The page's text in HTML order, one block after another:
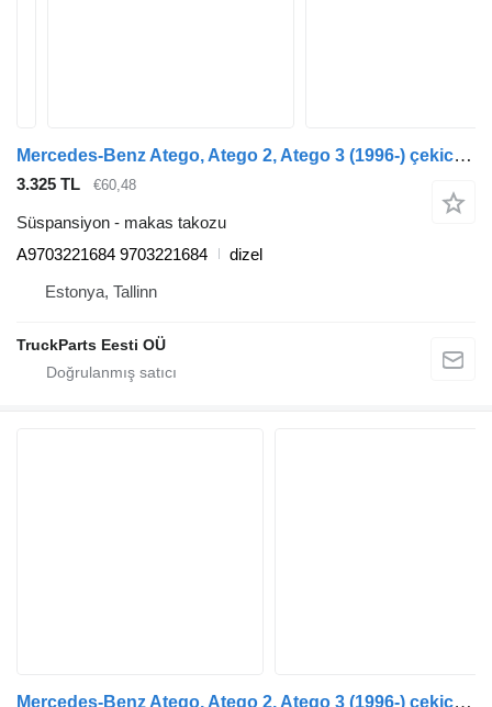
Mercedes-Benz Atego, Atego 2, Atego 3 (1996-) çekici için Mercedes-Benz Atego 816 (01.98-12.04) A9703221684 makas takozu
3.325 TL €60,48
Süspansiyon - makas takozu
A9703221684 9703221684
dizel
Estonya, Tallinn
TruckParts Eesti OÜ
Mercedes-Benz Atego, Atego 2, Atego 3 (1996-) çekici için Mercedes-Benz atego 816 (01.98-12.04) 33810000 makas